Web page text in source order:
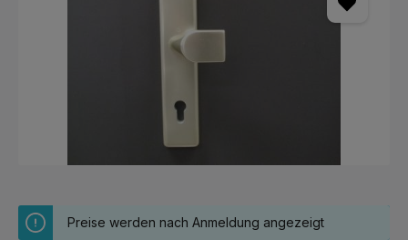
Preise werden nach Anmeldung angezeigt